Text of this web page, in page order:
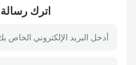
شبكة سلكية ملحومة
شبكة أمان معدنية
اترك رسالة